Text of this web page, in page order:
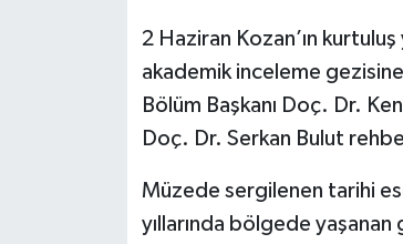
2 Haziran Kozan’ın
akademik inceleme
Bölüm Başkanı Doç. Dr.
Doç. Dr. Serkan Bulut
Müzede sergilenen tarihi
yıllarında bölgede